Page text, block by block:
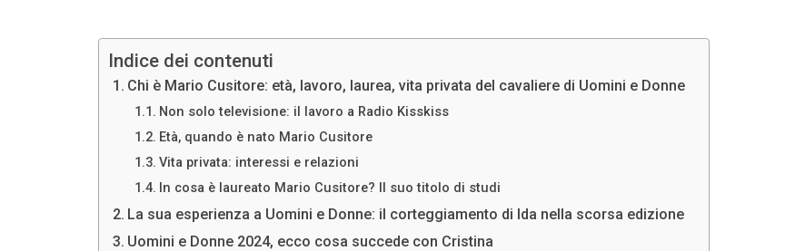
Indice dei contenuti
Chi è Mario Cusitore: età, lavoro, laurea, vita privata del cavaliere di Uomini e Donne
Non solo televisione: il lavoro a Radio Kisskiss
Età, quando è nato Mario Cusitore
Vita privata: interessi e relazioni
In cosa è laureato Mario Cusitore? Il suo titolo di studi
La sua esperienza a Uomini e Donne: il corteggiamento di Ida nella scorsa edizione
Uomini e Donne 2024, ecco cosa succede con Cristina